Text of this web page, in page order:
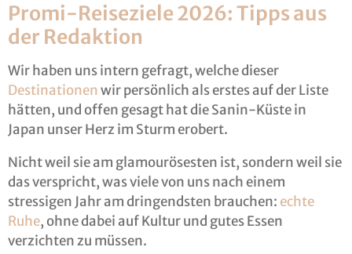
Promi-Reiseziele 2026: Tipps aus
der Redaktion
Wir haben uns intern gefragt, welche dieser
Destinationenwir persönlich als erstes auf der Liste
hätten, und offen gesagt hat die Sanin-Küste in
Japan unser Herz im Sturm erobert.
Nicht weil sie am glamourösesten ist, sondern weil sie
das verspricht, was viele von uns nach einem
stressigen Jahr am dringendsten brauchen: echte
Ruhe, ohne dabei auf Kultur und gutes Essen
verzichten zu müssen.